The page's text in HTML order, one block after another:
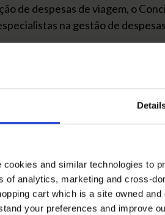
cookies and similar technologies to
of analytics, marketing and cross-
cart which is a site owned
your preferences and improve
de despesas de viagem, o
na gestão de
de forma manual, com o
a ser executado conforme a
de despesas de viagens.
em um único painel no
de despesas de viagens.